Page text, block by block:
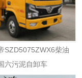
SZD5075ZWX6柴油
六污泥自卸车